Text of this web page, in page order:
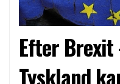
Efter Brexit
Tyskland